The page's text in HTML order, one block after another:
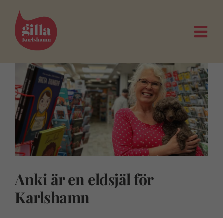
innehållet
Anki är en eldsjäl för
Karlshamn